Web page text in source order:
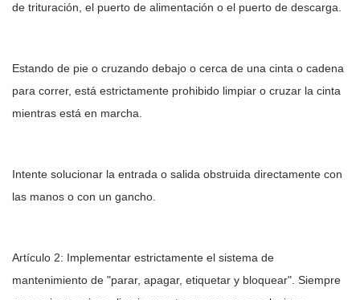
de trituración, el puerto de alimentación o el puerto de descarga.
Estando de pie o cruzando debajo o cerca de una cinta o cadena
para correr, está estrictamente prohibido limpiar o cruzar la cinta
mientras está en marcha.
Intente solucionar la entrada o salida obstruida directamente con
las manos o con un gancho.
Artículo 2: Implementar estrictamente el sistema de
mantenimiento de "parar, apagar, etiquetar y bloquear". Siempre